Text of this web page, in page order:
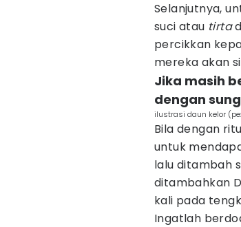
Selanjutnya,
suci atau tirta
percikkan
mereka akan
Jika masih
dengan
ilustrasi daun kelor
Bila dengan
untuk
lalu ditambah
ditambahkan
kali pada
Ingatlah